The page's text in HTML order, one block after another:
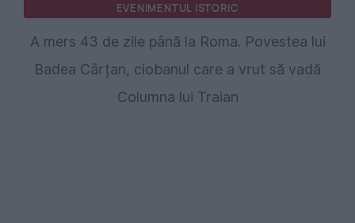
EVENIMENTUL ISTORIC
A mers 43 de zile până la Roma. Povestea lui
Badea Cârțan, ciobanul care a vrut să vadă
Columna lui Traian